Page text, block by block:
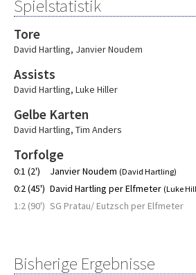
Spielstatistik
Tore
David Hartling, Janvier Noudem
Assists
David Hartling, Luke Hiller
Gelbe Karten
David Hartling, Tim Anders
Torfolge
0:1 (2') Janvier Noudem (David Hartling)
0:2 (45') David Hartling per Elfmeter (Luke
1:2 (90') SG Pratau/ Eutzsch per Elfmeter
Bisherige Ergebnisse